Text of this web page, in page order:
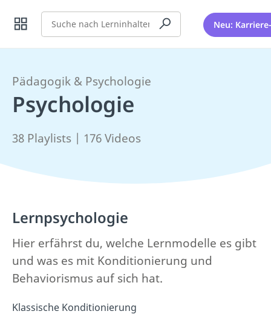
Suche Neu:
Pädagogik & Psychologie
Psychologie
38 Playlists | 176 Videos
Lernpsychologie
Hier erfährst du, welche Lernmodelle es gibt
und was es mit Konditionierung und
Behaviorismus auf sich hat.
Klassische Konditionierung